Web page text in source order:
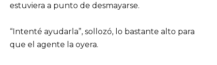
estuviera a punto de desmayarse.
“Intenté ayudarla”, sollozó, lo bastante alto para
que el agente la oyera.